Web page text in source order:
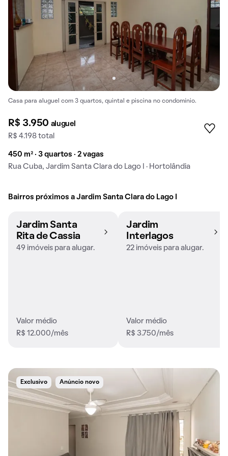
Casa para aluguel com 3 quartos, quintal e piscina no condomínio.
R$ 3.950 aluguel
R$ 4.198 total
450 m² · 3 quartos · 2 vagas
Rua Cuba, Jardim Santa Clara do Lago I · Hortolândia
Bairros próximos a Jardim Santa Clara do Lago I
Jardim Santa
Rita de Cassia
49 imóveis para alugar.
Valor médio
R$ 12.000/mês
Jardim
Interlagos
22 imóveis para alugar.
Valor médio
R$ 3.750/mês
Exclusivo Anúncio novo